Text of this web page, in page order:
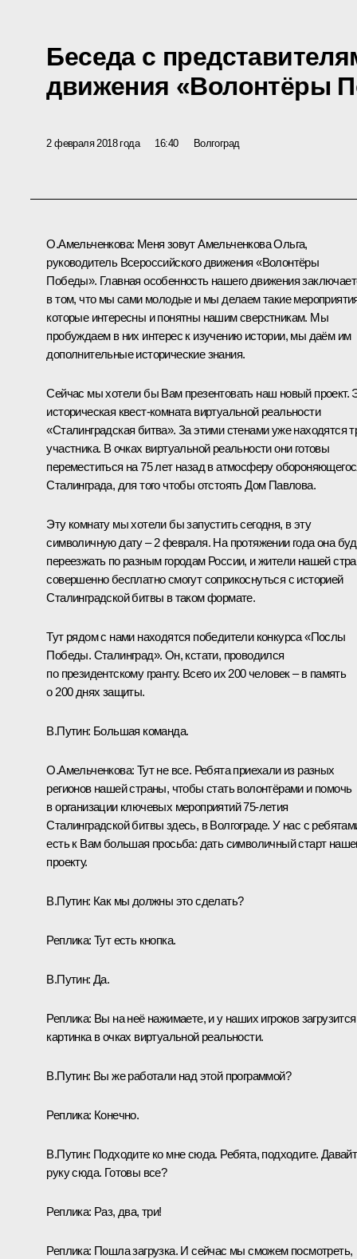
Беседа с
движения «Волонтёры
2 февраля 2018 года 16:40 Волгоград
О.Амельченкова: Меня зовут Амельченкова Ольга,
руководитель Всероссийского движения «Волонтёры
Победы». Главная особенность нашего движения
в том, что мы сами молодые и мы делаем такие
которые интересны и понятны нашим сверстникам. Мы
пробуждаем в них интерес к изучению истории, мы даём им
дополнительные исторические знания.
Сейчас мы хотели бы Вам презентовать наш новый проект.
историческая квест-комната виртуальной реальности
«Сталинградская битва». За этими стенами уже находятся
участника. В очках виртуальной реальности они готовы
переместиться на 75 лет назад в атмосферу
Сталинграда, для того чтобы отстоять Дом Павлова.
Эту комнату мы хотели бы запустить сегодня, в эту
символичную дату – 2 февраля. На протяжении года она
переезжать по разным городам России, и жители нашей
совершенно бесплатно смогут соприкоснуться с историей
Сталинградской битвы в таком формате.
Тут рядом с нами находятся победители конкурса «Послы
Победы. Сталинград». Он, кстати, проводился
по президентскому гранту. Всего их 200 человек – в память
о 200 днях защиты.
В.Путин: Большая команда.
О.Амельченкова: Тут не все. Ребята приехали из разных
регионов нашей страны, чтобы стать волонтёрами и помочь
в организации ключевых мероприятий 75‑летия
Сталинградской битвы здесь, в Волгограде. У нас с
есть к Вам большая просьба: дать символичный старт
проекту.
В.Путин: Как мы должны это сделать?
Реплика: Тут есть кнопка.
В.Путин: Да.
Реплика: Вы на неё нажимаете, и у наших игроков загрузится
картинка в очках виртуальной реальности.
В.Путин: Вы же работали над этой программой?
Реплика: Конечно.
В.Путин: Подходите ко мне сюда. Ребята, подходите.
руку сюда. Готовы все?
Реплика: Раз, два, три!
Реплика: Пошла загрузка. И сейчас мы сможем посмотреть,